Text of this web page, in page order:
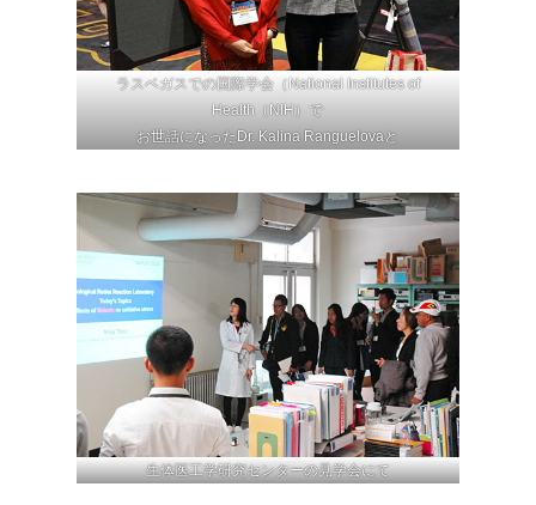
ラスベガスでの国際学会（National Institutes of
Health（NIH）で
お世話になったDr. Kalina Ranguelovaと
生体医工学研究センターの見学会にて